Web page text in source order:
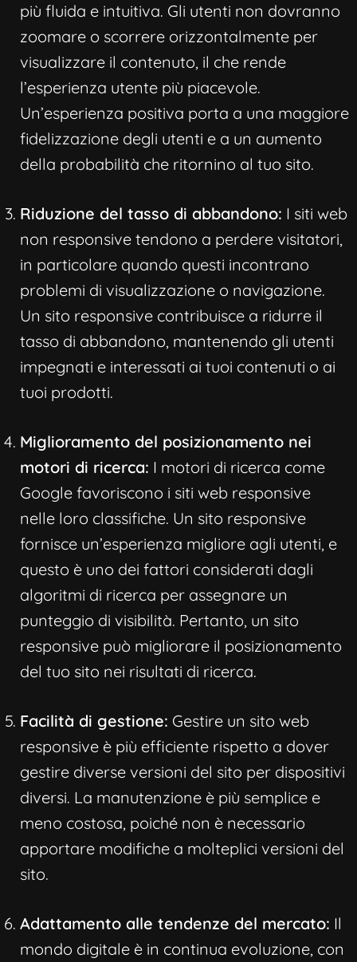
più fluida e intuitiva. Gli utenti non dovranno
zoomare o scorrere orizzontalmente per
visualizzare il contenuto, il che rende
l’esperienza utente più piacevole.
Un’esperienza positiva porta a una maggiore
fidelizzazione degli utenti e a un aumento
della probabilità che ritornino al tuo sito.
Riduzione del tasso di abbandono: I siti web
non responsive tendono a perdere visitatori,
in particolare quando questi incontrano
problemi di visualizzazione o navigazione.
Un sito responsive contribuisce a ridurre il
tasso di abbandono, mantenendo gli utenti
impegnati e interessati ai tuoi contenuti o ai
tuoi prodotti.
Miglioramento del posizionamento nei
motori di ricerca: I motori di ricerca come
Google favoriscono i siti web responsive
nelle loro classifiche. Un sito responsive
fornisce un’esperienza migliore agli utenti, e
questo è uno dei fattori considerati dagli
algoritmi di ricerca per assegnare un
punteggio di visibilità. Pertanto, un sito
responsive può migliorare il posizionamento
del tuo sito nei risultati di ricerca.
Facilità di gestione: Gestire un sito web
responsive è più efficiente rispetto a dover
gestire diverse versioni del sito per dispositivi
diversi. La manutenzione è più semplice e
meno costosa, poiché non è necessario
apportare modifiche a molteplici versioni del
sito.
Adattamento alle tendenze del mercato: Il
mondo digitale è in continua evoluzione, con